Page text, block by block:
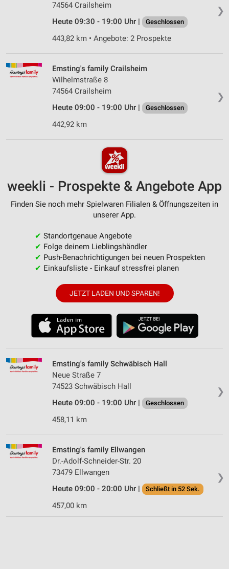
❯
74564 Crailsheim
Heute 09:30 - 19:00 Uhr |
Geschlossen
443,82 km • Angebote: 2 Prospekte
❯
Ernsting's family Crailsheim
Wilhelmstraße 8
74564 Crailsheim
Heute 09:00 - 19:00 Uhr |
Geschlossen
442,92 km
weekli - Prospekte & Angebote App
Finden Sie noch mehr Spielwaren Filialen & Öffnungszeiten in
unserer App.
✔ Standortgenaue Angebote
✔ Folge deinem Lieblingshändler
✔ Push-Benachrichtigungen bei neuen Prospekten
✔ Einkaufsliste - Einkauf stressfrei planen
JETZT LADEN UND SPAREN!
❯
Ernsting's family Schwäbisch Hall
Neue Straße 7
74523 Schwäbisch Hall
Heute 09:00 - 19:00 Uhr |
Geschlossen
458,11 km
❯
Ernsting's family Ellwangen
Dr.-Adolf-Schneider-Str. 20
73479 Ellwangen
Heute 09:00 - 20:00 Uhr |
Schließt in 52 Sek.
457,00 km